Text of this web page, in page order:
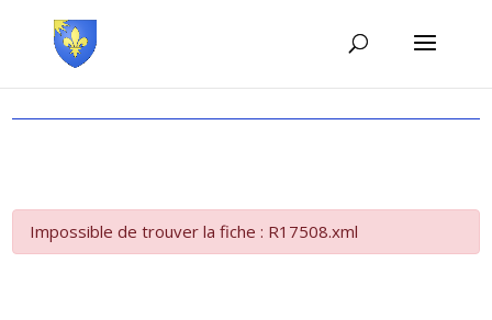
Impossible de trouver la fiche : R17508.xml